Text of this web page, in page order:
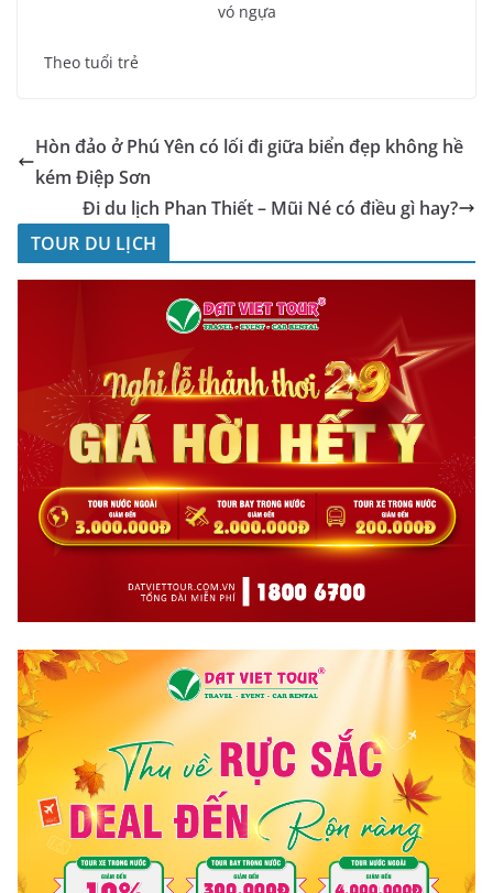
vó ngựa
Theo tuổi trẻ
Hòn đảo ở Phú Yên có lối đi giữa biển đẹp không hề
kém Điệp Sơn
Đi du lịch Phan Thiết – Mũi Né có điều gì hay?
TOUR DU LỊCH